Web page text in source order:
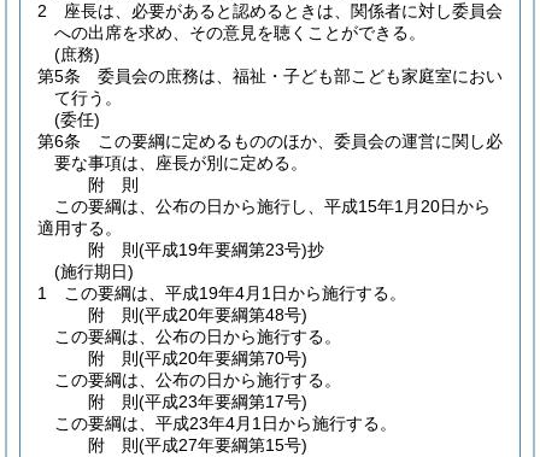
2
座長は、必要があると認めるときは、関係者に対し委員会
への出席を求め、その意見を聴くことができる。
(庶務)
第5条
委員会の庶務は、福祉・子ども部こども家庭室におい
て行う。
(委任)
第6条
この要綱に定めるもののほか、委員会の運営に関し必
要な事項は、座長が別に定める。
附 則
この要綱は、公布の日から施行し、平成15年1月20日から
適用する。
附 則(平成19年要綱第23号)抄
(施行期日)
1
この要綱は、平成19年4月1日から施行する。
附 則(平成20年要綱第48号)
この要綱は、公布の日から施行する。
附 則(平成20年要綱第70号)
この要綱は、公布の日から施行する。
附 則(平成23年要綱第17号)
この要綱は、平成23年4月1日から施行する。
附 則(平成27年要綱第15号)